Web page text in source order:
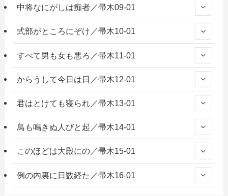
中将なにがしは痴者／帚木09-01
式部がところにぞけ／帚木10-01
すべて男も女も悪ろ／帚木11-01
からうして今日は日／帚木12-01
君はとけても寝られ／帚木13-01
鳥も鳴きぬ人びと起／帚木14-01
このほどは大殿にの／帚木15-01
例の内裏に日数経た／帚木16-01